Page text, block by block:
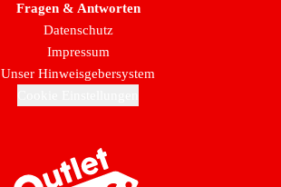
Fragen & Antworten
Datenschutz
Impressum
Unser Hinweisgebersystem
Zur Startseite